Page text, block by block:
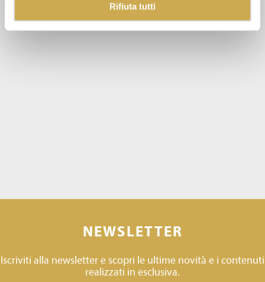
Rifiuta tutti
NEWSLETTER
Iscriviti alla newsletter e scopri le ultime novità e i contenuti
realizzati in esclusiva.